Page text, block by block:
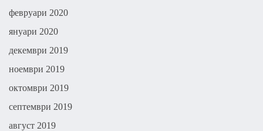
февруари 2020
януари 2020
декември 2019
ноември 2019
октомври 2019
септември 2019
август 2019